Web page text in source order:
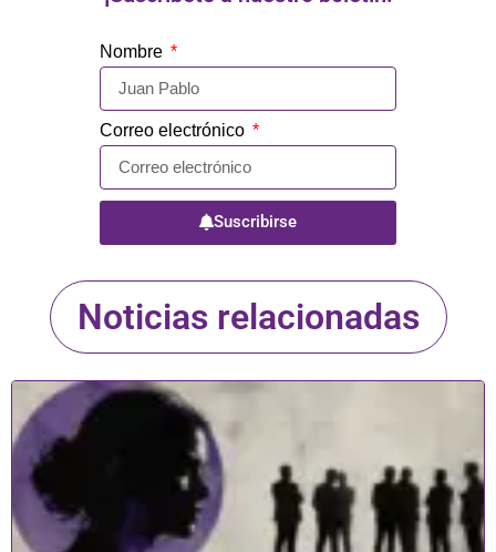
Nombre
Correo electrónico
Suscribirse
Noticias relacionadas